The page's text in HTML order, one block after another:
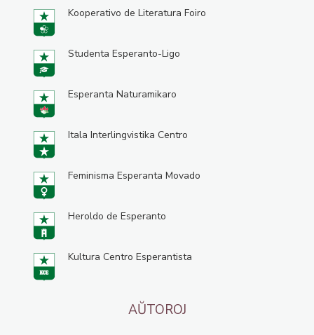
Kooperativo de Literatura Foiro
Studenta Esperanto-Ligo
Esperanta Naturamikaro
Itala Interlingvistika Centro
Feminisma Esperanta Movado
Heroldo de Esperanto
Kultura Centro Esperantista
AŬTOROJ